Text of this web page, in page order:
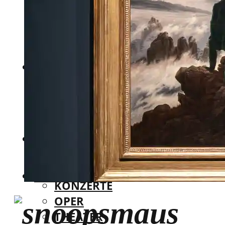
KANADA
MAROKKO
BRASILIEN
KUNST & KULTUR
AUSSTELLUNGEN
FOTOAUSSTELLUNGEN
KONZERTE
THEATER
STREET ART
% ANGEBOTE
INDIEN
THAILAND
SÜDKOREA
KANADA
MAROKKO
BRASILIEN
KUNST & KULTUR
AUSSTELLUNGEN
FOTOAUSSTELLUNGEN
KONZERTE
OPER
THEATER